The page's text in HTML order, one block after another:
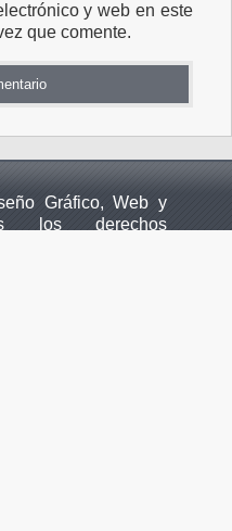
y web en este
que comente.
Gráfico, Web y
los derechos